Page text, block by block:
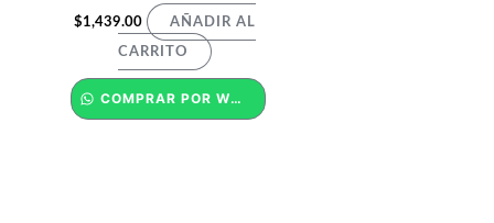
$1,439.00 AÑADIR AL
CARRITO
COMPRAR POR WHATSAPP